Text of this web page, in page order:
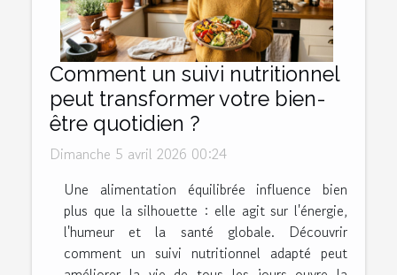
Comment un suivi nutritionnel
peut transformer votre bien-
être quotidien ?
Dimanche 5 avril 2026 00:24
Une alimentation équilibrée influence bien
plus que la silhouette : elle agit sur l'énergie,
l'humeur et la santé globale. Découvrir
comment un suivi nutritionnel adapté peut